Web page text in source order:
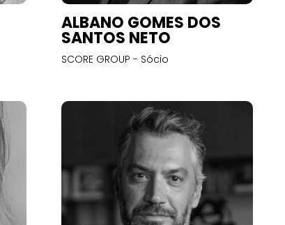
ALBANO GOMES DOS
SANTOS NETO
SCORE GROUP - Sócio